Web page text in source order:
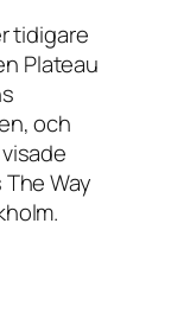
tidigare
Plateau
och
Way